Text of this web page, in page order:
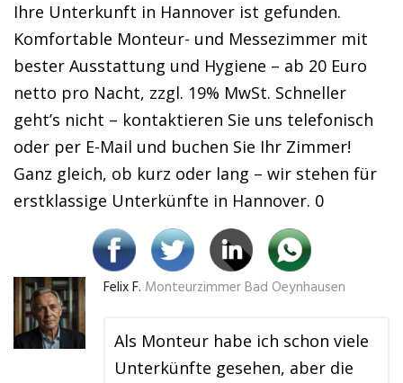
Ihre Unterkunft in Hannover ist gefunden.
Komfortable Monteur- und Messezimmer mit
bester Ausstattung und Hygiene – ab 20 Euro
netto pro Nacht, zzgl. 19% MwSt. Schneller
geht’s nicht – kontaktieren Sie uns telefonisch
oder per E-Mail und buchen Sie Ihr Zimmer!
Ganz gleich, ob kurz oder lang – wir stehen für
erstklassige Unterkünfte in Hannover. 0
Felix F. Monteurzimmer Bad Oeynhausen
Als Monteur habe ich schon viele
Unterkünfte gesehen, aber die